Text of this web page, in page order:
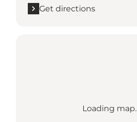
Get directions
Loading